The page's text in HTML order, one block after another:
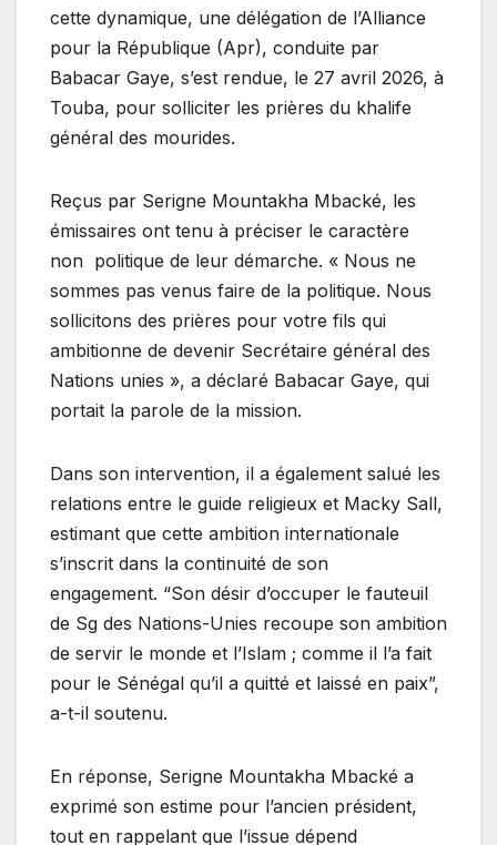
cette dynamique, une délégation de l’Alliance
pour la République (Apr), conduite par
Babacar Gaye, s’est rendue, le 27 avril 2026, à
Touba, pour solliciter les prières du khalife
général des mourides.
Reçus par Serigne Mountakha Mbacké, les
émissaires ont tenu à préciser le caractère
non politique de leur démarche. « Nous ne
sommes pas venus faire de la politique. Nous
sollicitons des prières pour votre fils qui
ambitionne de devenir Secrétaire général des
Nations unies », a déclaré Babacar Gaye, qui
portait la parole de la mission.
Dans son intervention, il a également salué les
relations entre le guide religieux et Macky Sall,
estimant que cette ambition internationale
s’inscrit dans la continuité de son
engagement. “Son désir d’occuper le fauteuil
de Sg des Nations-Unies recoupe son ambition
de servir le monde et l’Islam ; comme il l’a fait
pour le Sénégal qu’il a quitté et laissé en paix”,
a-t-il soutenu.
En réponse, Serigne Mountakha Mbacké a
exprimé son estime pour l’ancien président,
tout en rappelant que l’issue dépend